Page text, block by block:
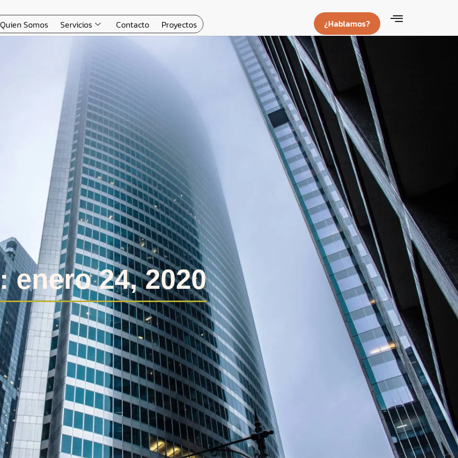
Quien Somos Servicios Contacto Proyectos ¿Hablamos?
enero 24, 2020